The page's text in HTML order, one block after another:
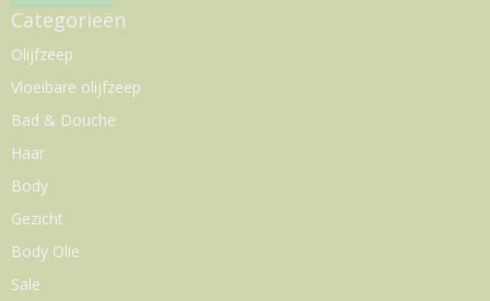
Categorieën
Olijfzeep
Vloeibare olijfzeep
Bad & Douche
Haar
Body
Gezicht
Body Olie
Sale